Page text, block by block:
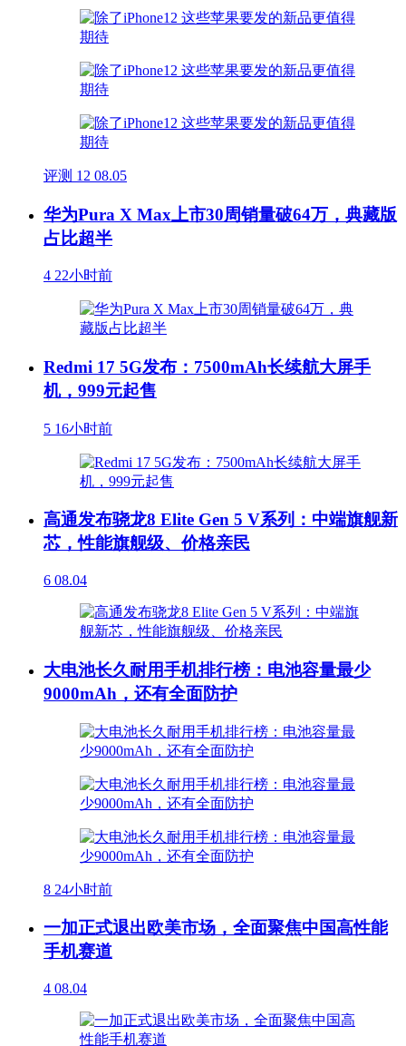
评测 12 08.05
华为Pura X Max上市30周销量破64万，典藏版
占比超半
4 22小时前
Redmi 17 5G发布：7500mAh长续航大屏手
机，999元起售
5 16小时前
高通发布骁龙8 Elite Gen 5 V系列：中端旗舰新
芯，性能旗舰级、价格亲民
6 08.04
大电池长久耐用手机排行榜：电池容量最少
9000mAh，还有全面防护
8 24小时前
一加正式退出欧美市场，全面聚焦中国高性能
手机赛道
4 08.04